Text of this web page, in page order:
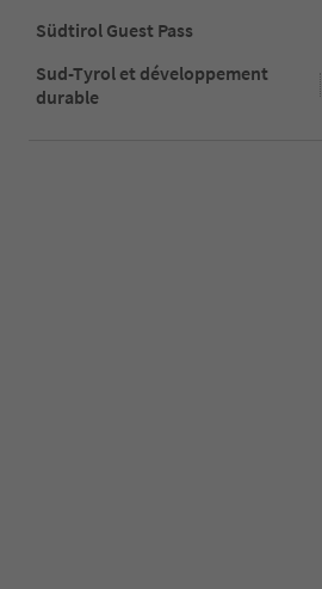
Südtirol Guest Pass
Sud-Tyrol et développement
durable